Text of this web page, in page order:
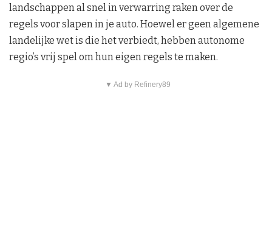
landschappen al snel in verwarring raken over de
regels voor slapen in je auto. Hoewel er geen algemene
landelijke wet is die het verbiedt, hebben autonome
regio’s vrij spel om hun eigen regels te maken.
▼ Ad by Refinery89